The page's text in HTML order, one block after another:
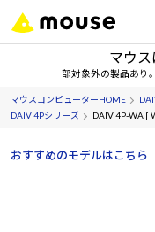
マウ
一部対象外の製品あり
マウスコンピューターHOME
DAIV 4Pシリーズ
DAIV 4P-WA [
おすすめのモデルはこちら